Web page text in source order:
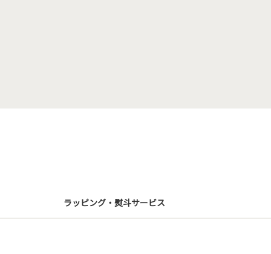
ラッピング・熨斗サービス